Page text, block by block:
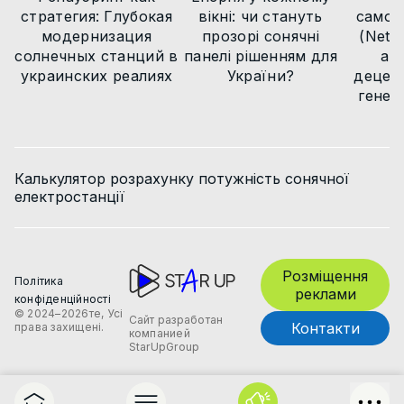
стратегия: Глубокая
модернизация
солнечных станций в
украинских реалиях
вікні: чи стануть
прозорі сонячні
панелі рішенням для
України?
(Net
Калькулятор розрахунку потужність сонячної
електростанції
Політика
конфіденційності
© 2024–2026те, Усі
права захищені.
Сайт разработан
компанией
StarUpGroup
Розміщення
реклами
Контакти